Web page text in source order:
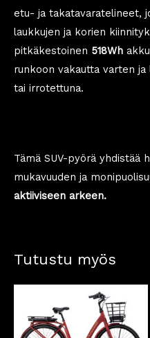
etu- ja takatavaratelineet,
laukkujen ja korien
pitkäkestoinen 518Wh
runkoon vakautta varten
tai irrotettuna.
Tämä SUV-pyörä yhdistää
mukavuuden ja
aktiiviseen arkeen.
Tutustu myös